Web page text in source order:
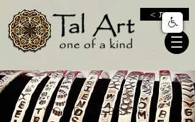
< חנות
YOUR WEBSITE,